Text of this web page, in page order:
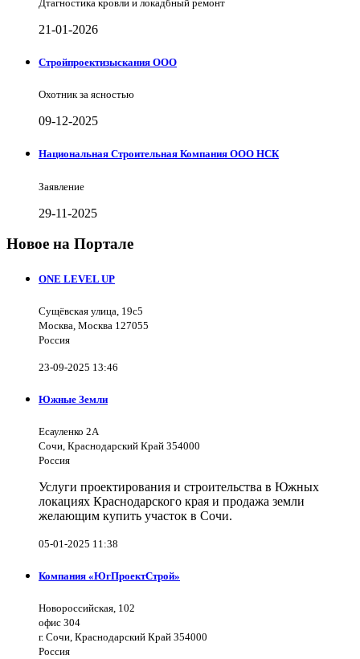
Дтагностика кровли и локадбный ремонт
21-01-2026
Стройпроектизыскания ООО
Охотник за ясностью
09-12-2025
Национальная Строительная Компания ООО НСК
Заявление
29-11-2025
Новое на Портале
ONE LEVEL UP
Сущёвская улица, 19с5
Москва, Москва 127055
Россия
23-09-2025 13:46
Южные Земли
Есауленко 2А
Сочи, Краснодарский Край 354000
Россия
Услуги проектирования и строительства в Южных
локациях Краснодарского края и продажа земли
желающим купить участок в Сочи.
05-01-2025 11:38
Компания «ЮгПроектСтрой»
Новороссийская, 102
офис 304
г. Сочи, Краснодарский Край 354000
Россия